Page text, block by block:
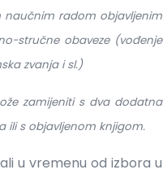
naučnim radom objavljenim
stručne obaveze (vođenje
zvanja i sl.)
zamijeniti s dva dodatna
ili s objavljenom knjigom.
u vremenu od izbora u